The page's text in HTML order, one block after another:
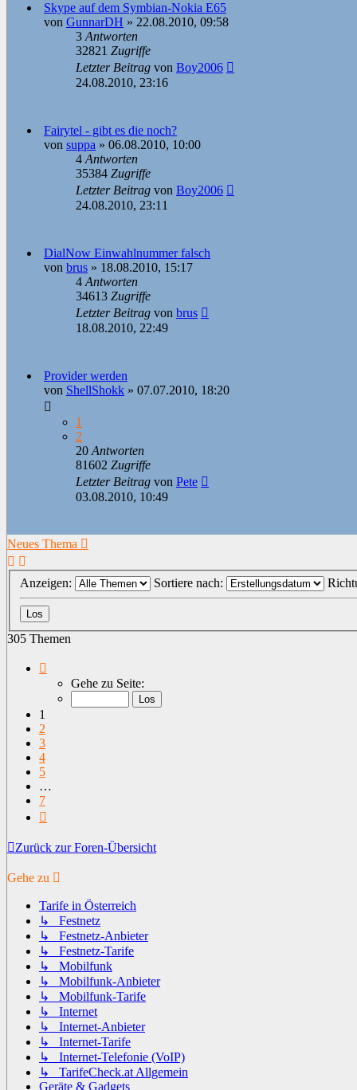
Skype auf dem Symbian-Nokia E65
von GunnarDH » 22.08.2010, 09:58
3Antworten
32821 Zugriffe
Letzter Beitrag von Boy2006
24.08.2010, 23:16
Fairytel - gibt es die noch?
von suppa » 06.08.2010, 10:00
4Antworten
35384 Zugriffe
Letzter Beitrag von Boy2006
24.08.2010, 23:11
DialNow Einwahlnummer falsch
von brus » 18.08.2010, 15:17
4Antworten
34613 Zugriffe
Letzter Beitrag von brus
18.08.2010, 22:49
Provider werden
von ShellShokk » 07.07.2010, 18:20
1
2
20Antworten
81602 Zugriffe
Letzter Beitrag von Pete
03.08.2010, 10:49
Neues Thema
Anzeigen: Sortiere nach:
305 Themen
von
Gehe zu Seite:
1
2
3
4
5
…
7
Zurück zur Foren-Übersicht
Gehe zu
Tarife in Österreich
↳ Festnetz
↳ Festnetz-Anbieter
↳ Festnetz-Tarife
↳ Mobilfunk
↳ Mobilfunk-Anbieter
↳ Mobilfunk-Tarife
↳ Internet
↳ Internet-Anbieter
↳ Internet-Tarife
↳ Internet-Telefonie (VoIP)
↳ TarifeCheck.at Allgemein
Geräte & Gadgets